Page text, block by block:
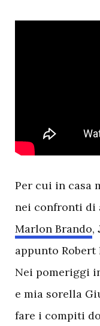
Per cui in casa
nei confronti di
Marlon Brando,
appunto Robert
Nei pomeriggi
e mia sorella
fare i compiti